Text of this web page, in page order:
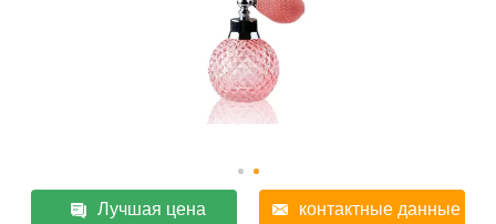
Лучшая цена контактные данные